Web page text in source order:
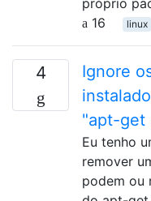
próprio
16
linux
4
Ignore
"apt-get
Eu tenho
remover
podem ou